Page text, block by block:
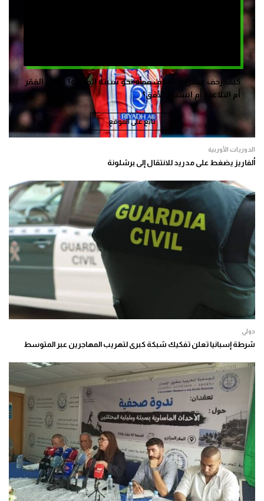
كيف زحف عشرات الالاف فجأة نحو سبتة المحتلة؟ بفعل الفقر
أم التلاعب أم انسداد الأفق؟
تابع على الموقع
الدوريات الأوربية
ألفاريز يضغط على مدريد للانتقال إلى برشلونة
دولي
شرطة إسبانيا تعلن تفكيك شبكة كبرى لتهريب المهاجرين عبر المتوسط